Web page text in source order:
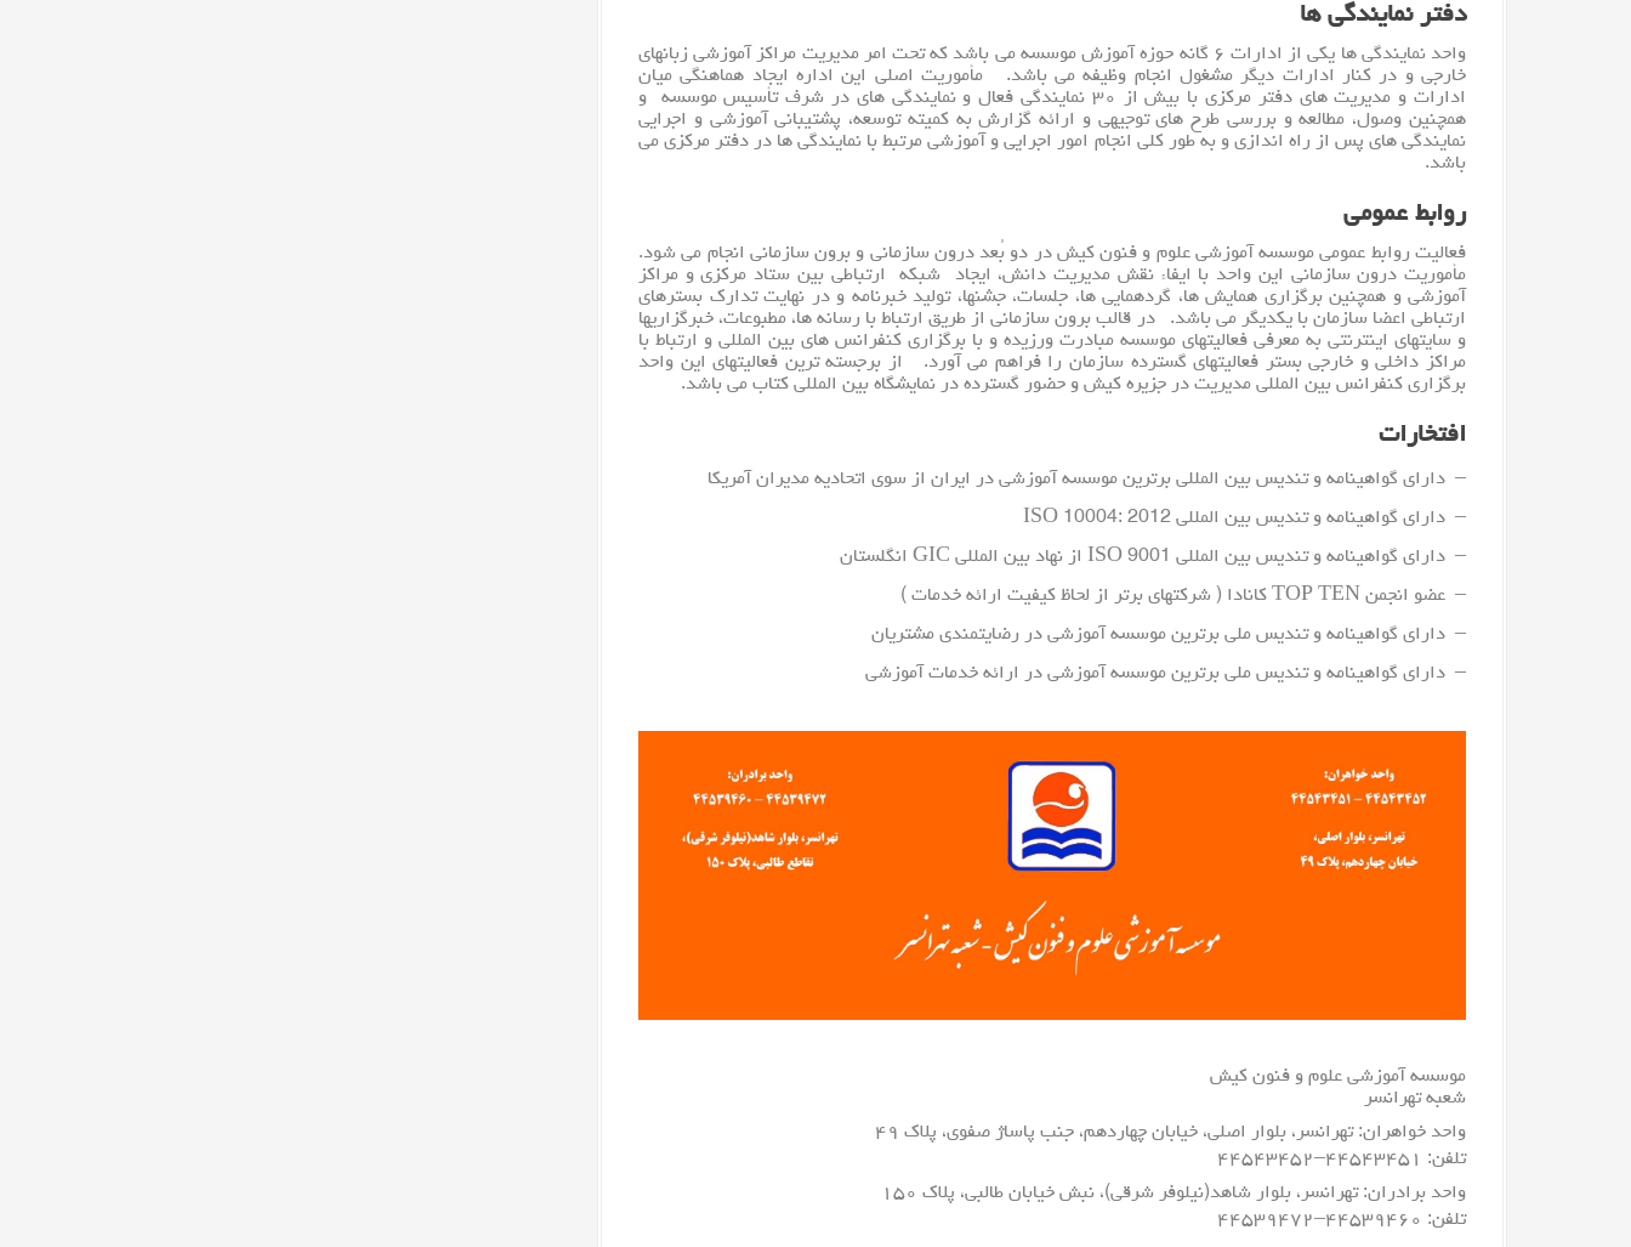
دفتر نمایندگی ها
واحد نمایندگی ها یکی از ادارات ۶ گانه حوزه آموزش موسسه می باشد که تحت امر مدیریت مراکز آموزشی زبانهای
خارجی و در کنار ادارات دیگر مشغول انجام وظیفه می باشد. مأموریت اصلی این اداره ایجاد هماهنگی میان
ادارات و مدیریت های دفتر مرکزی با بیش از ۳۰ نمایندگی فعال و نمایندگی های در شرف تأسیس موسسه و
همچنین وصول، مطالعه و بررسی طرح های توجیهی و ارائه گزارش به کمیته توسعه، پشتیبانی آموزشی و اجرایی
نمایندگی های پس از راه اندازی و به طور کلی انجام امور اجرایی و آموزشی مرتبط با نمایندگی ها در دفتر مرکزی می
باشد.
روابط عمومی
فعالیت روابط عمومی موسسه آموزشی علوم و فنون کیش در دو بُعد درون سازمانی و برون سازمانی انجام می شود.
مأموریت درون سازمانی این واحد با ایفاء نقش مدیریت دانش، ایجاد شبکه ارتباطی بین ستاد مرکزی و مراکز
آموزشی و همچنین برگزاری همایش ها، گردهمایی ها، جلسات، جشنها، تولید خبرنامه و در نهایت تدارک بسترهای
ارتباطی اعضا سازمان با یکدیگر می باشد. در قالب برون سازمانی از طریق ارتباط با رسانه ها، مطبوعات، خبرگزاریها
و سایتهای اینترنتی به معرفی فعالیتهای موسسه مبادرت ورزیده و با برگزاری کنفرانس های بین المللی و ارتباط با
مراکز داخلی و خارجی بستر فعالیتهای گسترده سازمان را فراهم می آورد. از برجسته ترین فعالیتهای این واحد
برگزاری کنفرانس بین المللی مدیریت در جزیره کیش و حضور گسترده در نمایشگاه بین المللی کتاب می باشد.
افتخارات
– دارای گواهینامه و تندیس بین المللی برترین موسسه آموزشی در ایران از سوی اتحادیه مدیران آمریکا
– دارای گواهینامه و تندیس بین المللی ISO 10004: 2012
– دارای گواهینامه و تندیس بین المللی ISO 9001 از نهاد بین المللی GIC انگلستان
– عضو انجمن TOP TEN کانادا ( شرکتهای برتر از لحاظ کیفیت ارائه خدمات )
– دارای گواهینامه و تندیس ملی برترین موسسه آموزشی در رضایتمندی مشتریان
– دارای گواهینامه و تندیس ملی برترین موسسه آموزشی در ارائه خدمات آموزشی
موسسه آموزشی علوم و فنون کیش
شعبه تهرانسر
واحد خواهران: تهرانسر، بلوار اصلی، خیابان چهاردهم، جنب پاساژ صفوی، پلاک ۴۹
تلفن: ۴۴۵۴۳۴۵۱–۴۴۵۴۳۴۵۲
واحد برادران: تهرانسر، بلوار شاهد(نیلوفر شرقی)، نبش خیابان طالبی، پلاک ۱۵۰
تلفن: ۴۴۵۳۹۴۶۰–۴۴۵۳۹۴۷۲